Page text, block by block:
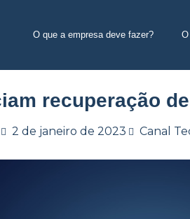
O que a empresa deve fazer?
recuperação
2 de janeiro de 2023 Canal